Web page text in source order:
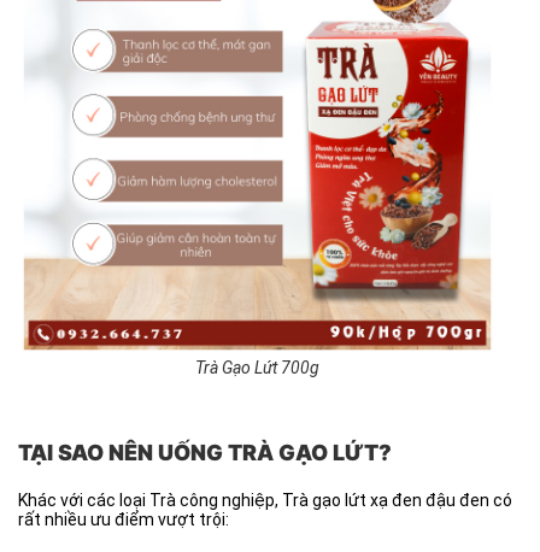
Trà Gạo Lứt 700g
TẠI SAO NÊN UỐNG TRÀ GẠO LỨT?
Khác với các loại Trà công nghiệp, Trà gạo lứt xạ đen đậu đen có
rất nhiều ưu điểm vượt trội: